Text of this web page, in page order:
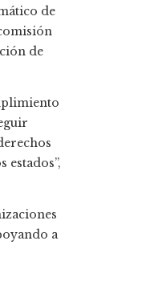
de
de
estados”,
a